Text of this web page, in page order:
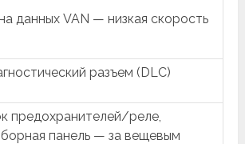
данных VAN — низкая скорость
разъем (DLC)
предохранителей/реле,
панель — за вещевым